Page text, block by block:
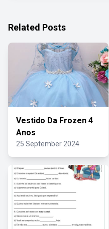
Related Posts
Vestido Da Frozen 4
Anos
25 September 2024